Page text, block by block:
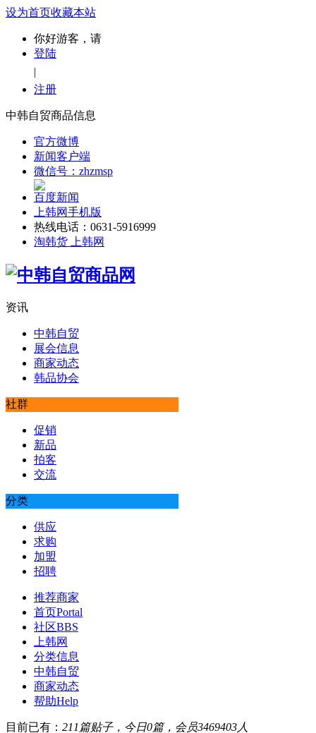
设为首页收藏本站
你好游客，请
登陆
|
注册
中韩自贸商品信息
官方微博
新闻客户端
微信号：zhzmsp
百度新闻
上韩网手机版
热线电话：0631-5916999
淘韩货 上韩网
资讯
中韩自贸
展会信息
商家动态
韩品协会
社群
促销
新品
拍客
交流
分类
供应
求购
加盟
招聘
推荐商家
首页Portal
社区BBS
上韩网
分类信息
中韩自贸
商家动态
帮助Help
目前已有： 211篇贴子，今日0篇，会员3469403人